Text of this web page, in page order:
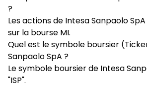
?
Les actions de Intesa Sanpaolo
sur la bourse MI.
Quel est le symbole boursier
Sanpaolo SpA ?
Le symbole boursier de Intesa
"ISP".